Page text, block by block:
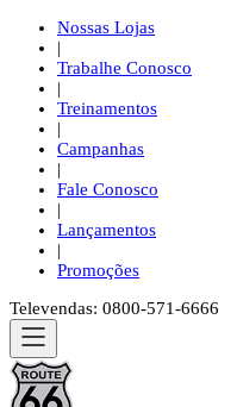
Nossas Lojas
|
Trabalhe Conosco
|
Treinamentos
|
Campanhas
|
Fale Conosco
|
Lançamentos
|
Promoções
Televendas: 0800-571-6666